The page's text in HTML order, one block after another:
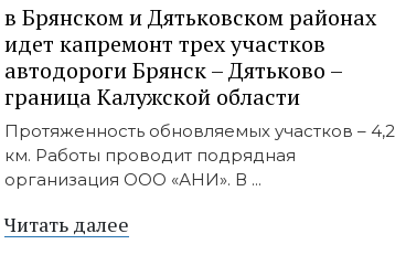
в Брянском и Дятьковском районах
идет капремонт трех участков
автодороги Брянск – Дятьково –
граница Калужской области
Протяженность обновляемых участков – 4,2
км. Работы проводит подрядная
организация ООО «АНИ». В ...
Читать далее